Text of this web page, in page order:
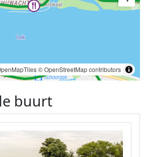
© OpenStreetMap contributors
buurt